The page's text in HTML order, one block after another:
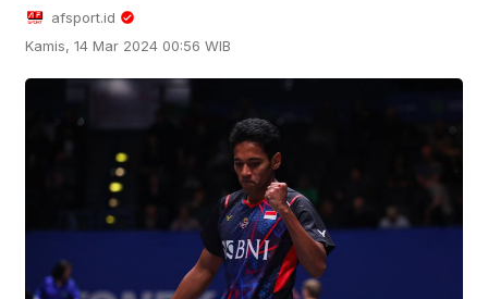
afsport.id
Kamis, 14 Mar 2024 00:56 WIB